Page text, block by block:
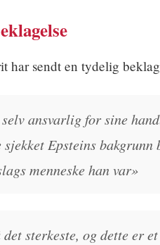
har sendt en tydelig
ansvarlig for sine
Epsteins bakgrunn
menneske han var»
sterkeste, og dette er